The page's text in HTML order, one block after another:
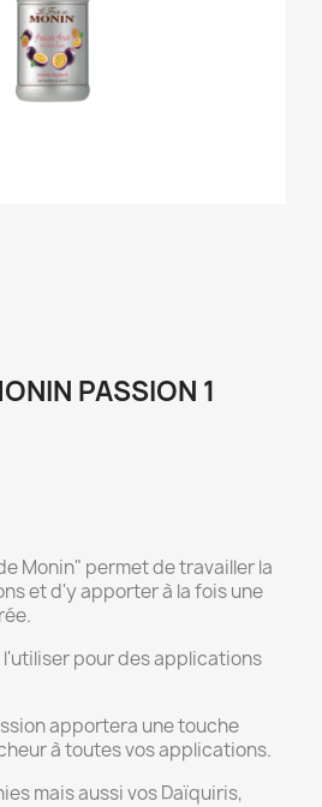
PASSION 1
Monin" permet de travailler la
et d'y apporter à la fois une
l'utiliser pour des applications
apportera une touche
à toutes vos applications.
mais aussi vos Daïquiris,